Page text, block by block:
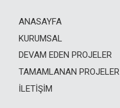
ANASAYFA
KURUMSAL
DEVAM EDEN PROJELER
TAMAMLANAN PROJELER
İLETIŞIM